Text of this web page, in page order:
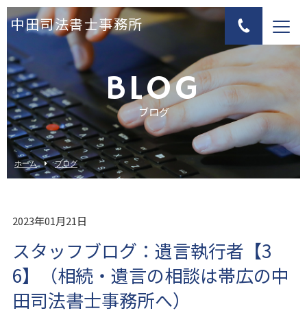
中田司法書士事務所
BLOG
ブログ
ホーム ブログ
2023年01月21日
スタッフブログ：遺言執行者【3
6】（相続・遺言の相談は帯広の中
田司法書士事務所へ）